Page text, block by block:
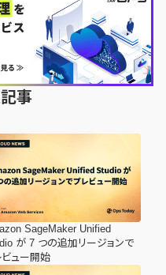
事
SageMaker Unified
が 7 つの追加リージョンで
ビュー開始